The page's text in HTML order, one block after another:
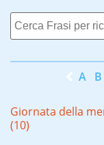
A B
Giornata della
(10)